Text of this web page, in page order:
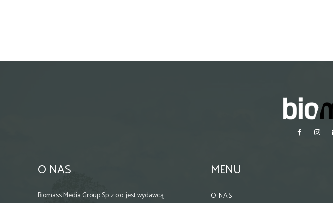
O NAS
Biomass Media Group Sp. z o.o. jest wydawcą
MENU
O NAS